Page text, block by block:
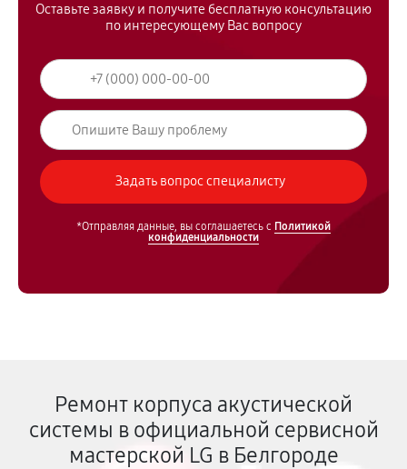
Оставьте заявку и получите бесплатную консультацию
по интересующему Вас вопросу
*Отправляя данные, вы соглашаетесь с Политикой
конфиденциальности
Ремонт корпуса акустической
системы в официальной сервисной
мастерской LG в Белгороде